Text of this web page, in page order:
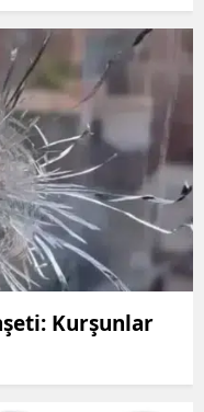
Kurşunlar